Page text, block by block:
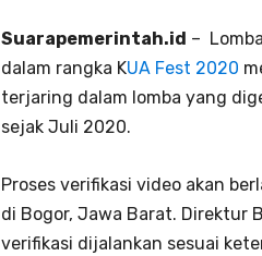
Suarapemerintah.id –
dalam rangka KUA Fest 2020
terjaring dalam lomba yang
sejak Juli 2020.
Proses verifikasi video akan
di Bogor, Jawa Barat. Direktur
verifikasi dijalankan sesuai